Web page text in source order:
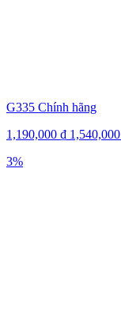
G335 Chính hãng
1,190,000 ₫ 1,540,000
3%